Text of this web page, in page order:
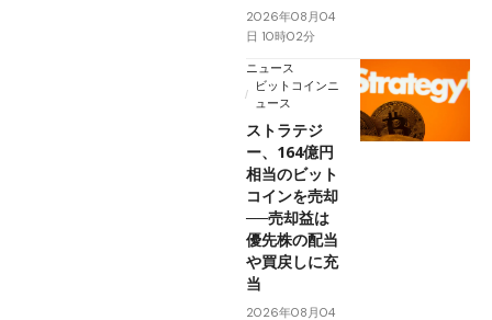
2026年08月04
日 10時02分
ニュース
ビットコインニ
ュース
ストラテジ
ー、164億円
相当のビット
コインを売却
──売却益は
優先株の配当
や買戻しに充
当
2026年08月04